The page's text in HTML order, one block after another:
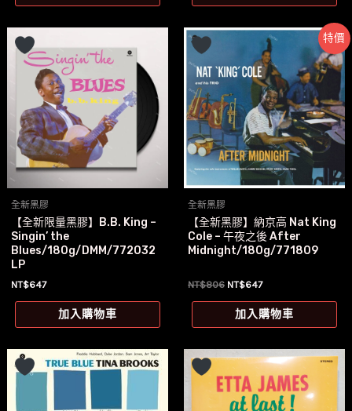
全新黑膠
【全新限量黑膠】B.B. King –
Singin’ the
Blues/180g/DMM/772032
LP
NT$647
加入購物車
特價
全新黑膠
【全新黑膠】納京高 Nat King
Cole – 午夜之後 After
Midnight/180g/771809
NT$806 原
價
格：
NT$647目
價
格：
加入購物車